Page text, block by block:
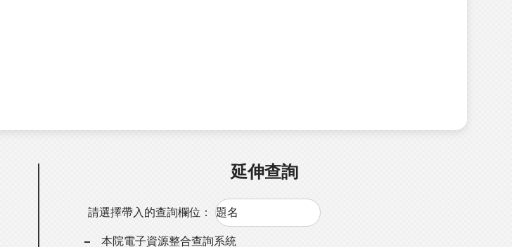
延伸查詢
請選擇帶入的查詢欄位：
本院電子資源整合查詢系統